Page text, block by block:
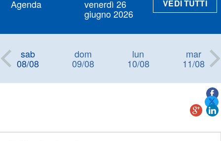
Agenda venerdì 26
giugno 2026
VEDI TUTTI
sab
08/08
dom
09/08
lun
10/08
mar
11/08